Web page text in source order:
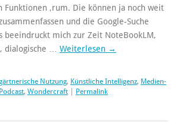
‚rum. Die können ja noch weit
und die Google-Suche
beeindruckt mich zur Zeit NoteBookLM,
dialogische … Weiterlesen →
Nutzung, Künstliche Intelligenz, Medien-
Podcast, Wondercraft Permalink